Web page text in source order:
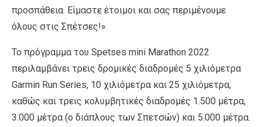
προσπάθεια. Είμαστε έτοιμοι και σας περιμένουμε
όλους στις Σπέτσες!»
Το πρόγραμμα του Spetses mini Marathon 2022
περιλαμβάνει τρεις δρομικές διαδρομές 5 χιλιόμετρα
Garmin Run Series, 10 χιλιόμετρα και 25 χιλιόμετρα,
καθώς και τρεις κολυμβητικές διαδρομές 1.500 μέτρα,
3.000 μέτρα (ο διάπλους των Σπετσών) και 5.000 μέτρα.